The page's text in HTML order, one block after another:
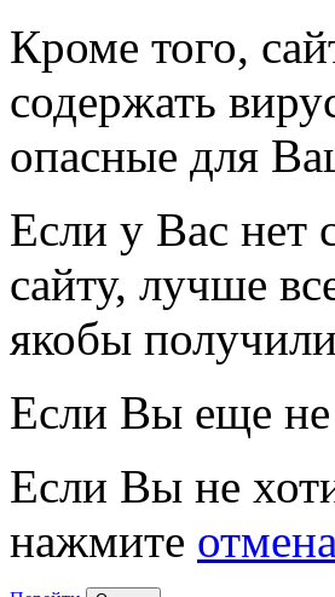
Кроме того,
содержать
опасные для
Если у Вас нет
сайту, лучше
якобы
Если Вы еще не
Если Вы не
нажмите отмена